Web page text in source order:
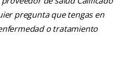
pregunta que tengas en
o tratamiento